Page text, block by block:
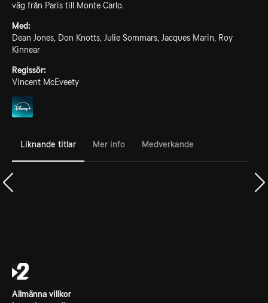
väg från Paris till Monte Carlo.
Med:
Dean Jones, Don Knotts, Julie Sommars, Jacques Marin, Roy
Kinnear
Regissör:
Vincent McEveety
Liknande titlar Mer info Medverkande
Allmänna villkor